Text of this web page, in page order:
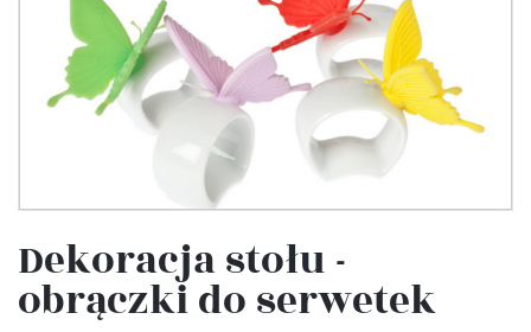
Dekoracja stołu -
obrączki do serwetek